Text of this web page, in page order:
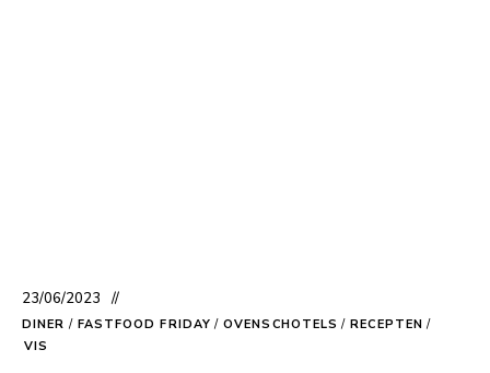
23/06/2023
DINER / FASTFOOD FRIDAY / OVENSCHOTELS / RECEPTEN /
VIS